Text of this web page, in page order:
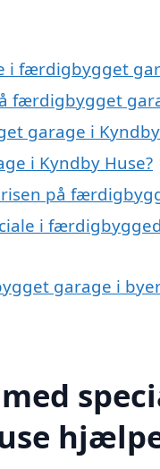
i færdigbygget
færdigbygget
garage i
i Kyndby Huse?
på
i
garage i